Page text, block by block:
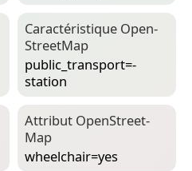
Caractéristique Open­
Street­Map
public_transport=­
station
Attribut Open­Street­
Map
wheelchair=­yes